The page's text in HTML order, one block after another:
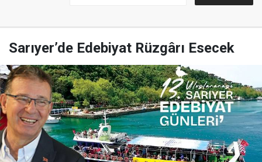
Sarıyer’de Edebiyat Rüzgârı Esecek